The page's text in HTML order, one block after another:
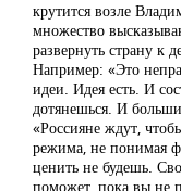
крутится возле
множество
развернуть страну к
Например: «Это
идеи. Идея есть. И
дотянешься. И
«Россияне ждут,
режима, не понимая
ценить не будешь.
поможет, пока вы не